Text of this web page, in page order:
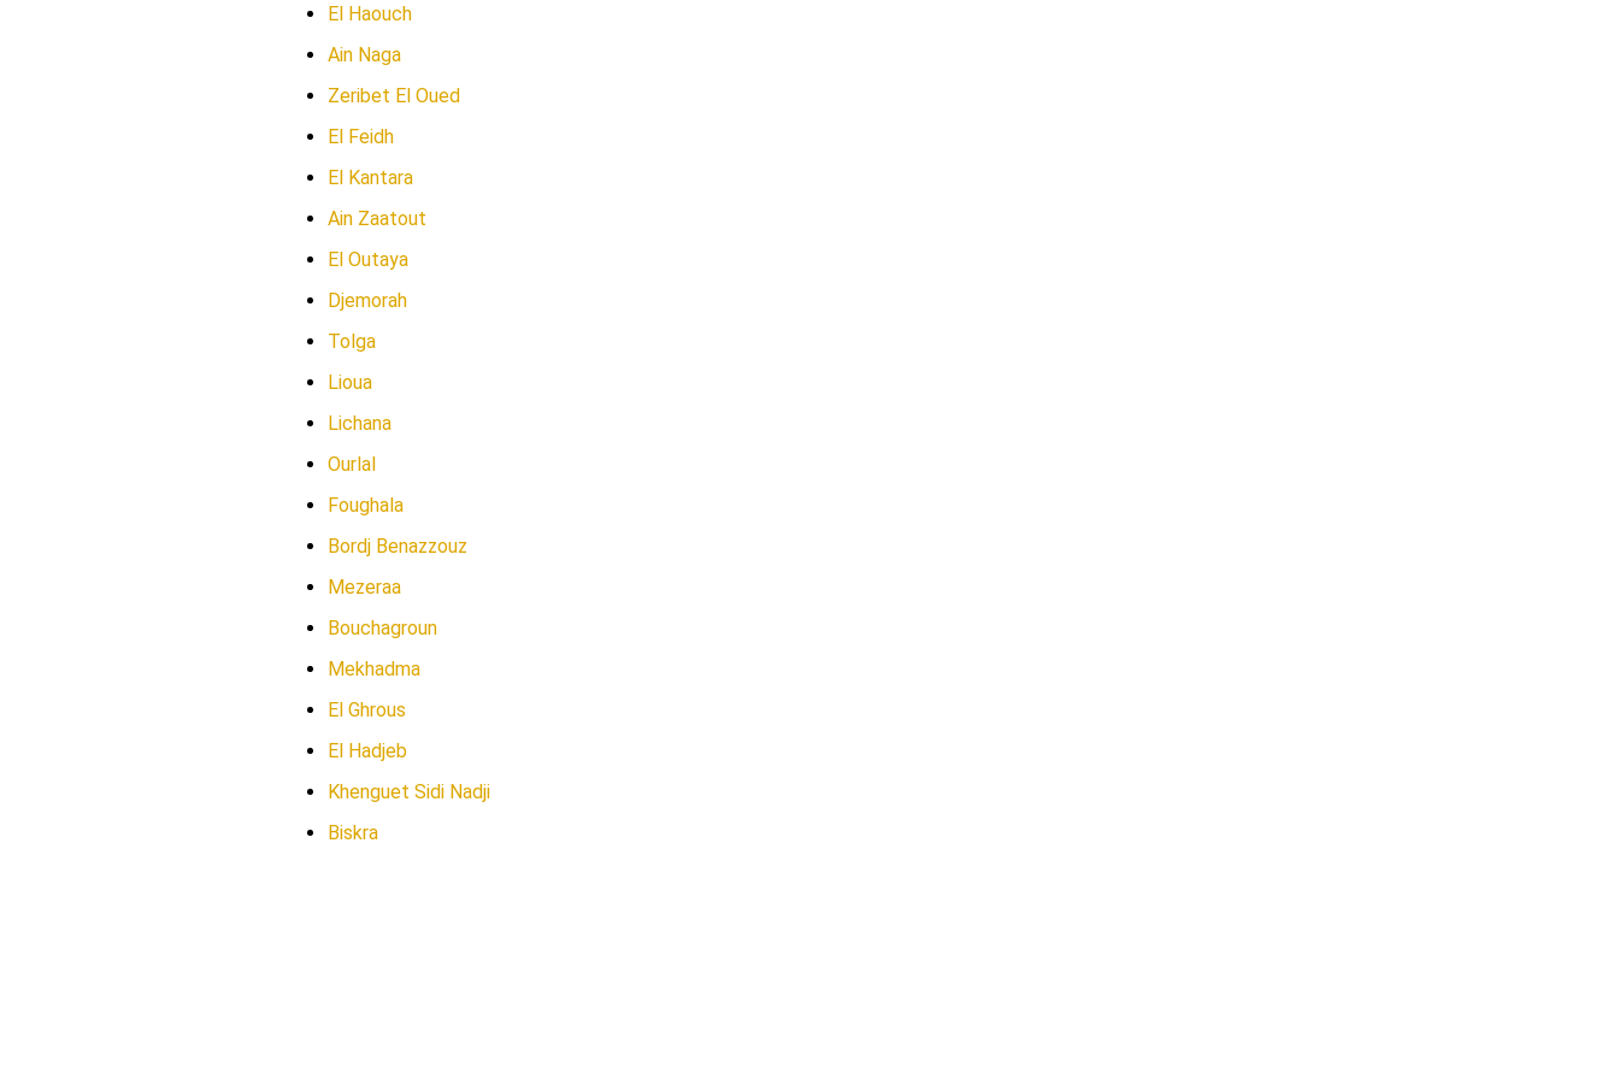
El Haouch
Ain Naga
Zeribet El Oued
El Feidh
El Kantara
Ain Zaatout
El Outaya
Djemorah
Tolga
Lioua
Lichana
Ourlal
Foughala
Bordj Benazzouz
Mezeraa
Bouchagroun
Mekhadma
El Ghrous
El Hadjeb
Khenguet Sidi Nadji
Biskra